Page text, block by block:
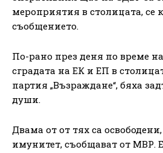
мероприятия в столицата, се
съобщението.
По-рано през деня по време
сградата на ЕК и ЕП в
партия „Възраждане“, бяха
души.
Двама от от тях са
имунитет, съобщават от МВР.